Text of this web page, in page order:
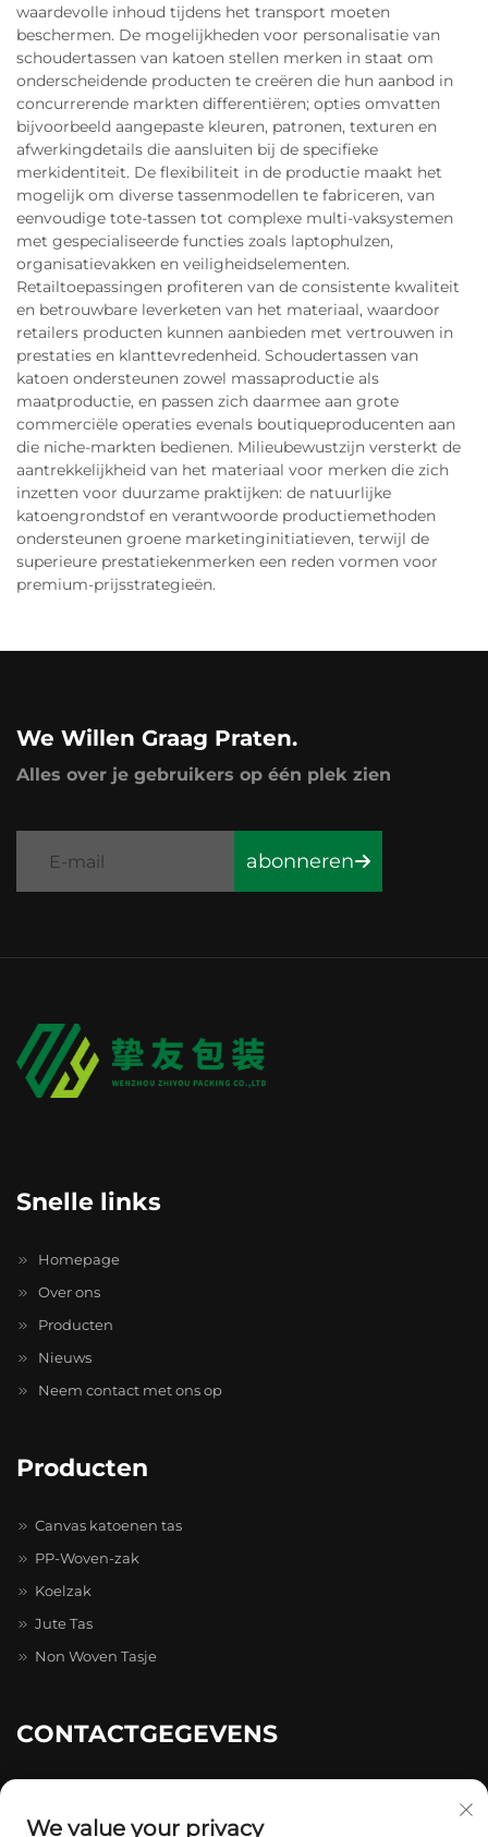
waardevolle inhoud tijdens het transport moeten
beschermen. De mogelijkheden voor personalisatie van
schoudertassen van katoen stellen merken in staat om
onderscheidende producten te creëren die hun aanbod in
concurrerende markten differentiëren; opties omvatten
bijvoorbeeld aangepaste kleuren, patronen, texturen en
afwerkingdetails die aansluiten bij de specifieke
merkidentiteit. De flexibiliteit in de productie maakt het
mogelijk om diverse tassenmodellen te fabriceren, van
eenvoudige tote-tassen tot complexe multi-vaksystemen
met gespecialiseerde functies zoals laptophulzen,
organisatievakken en veiligheidselementen.
Retailtoepassingen profiteren van de consistente kwaliteit
en betrouwbare leverketen van het materiaal, waardoor
retailers producten kunnen aanbieden met vertrouwen in
prestaties en klanttevredenheid. Schoudertassen van
katoen ondersteunen zowel massaproductie als
maatproductie, en passen zich daarmee aan grote
commerciële operaties evenals boutiqueproducenten aan
die niche-markten bedienen. Milieubewustzijn versterkt de
aantrekkelijkheid van het materiaal voor merken die zich
inzetten voor duurzame praktijken: de natuurlijke
katoengrondstof en verantwoorde productiemethoden
ondersteunen groene marketinginitiatieven, terwijl de
superieure prestatiekenmerken een reden vormen voor
premium-prijsstrategieën.
We Willen Graag Praten.
Alles over je gebruikers op één plek zien
abonneren
Snelle links
Homepage
Over ons
Producten
Nieuws
Neem contact met ons op
Producten
Canvas katoenen tas
PP-Woven-zak
Koelzak
Jute Tas
Non Woven Tasje
CONTACTGEGEVENS
Ave., Longgang
We value your privacy